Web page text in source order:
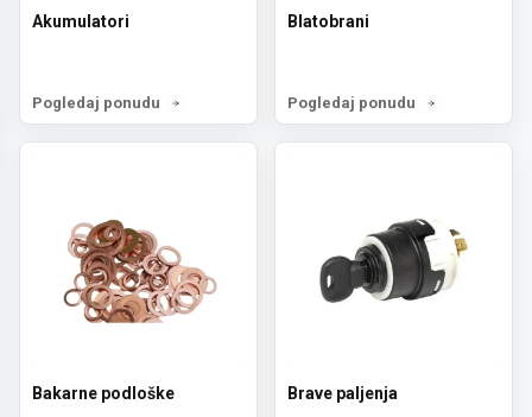
Akumulatori
Pogledaj ponudu
Blatobrani
Pogledaj ponudu
Bakarne podloške Brave paljenja